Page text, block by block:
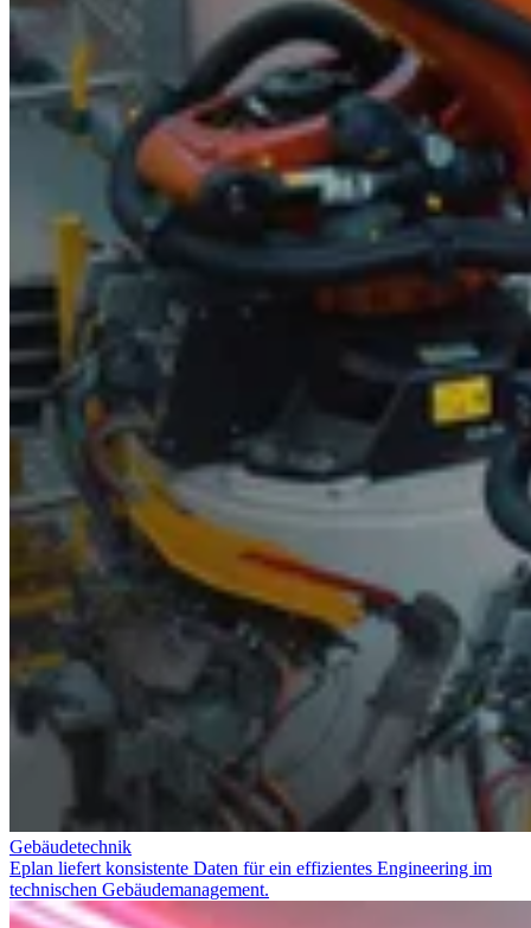
Gebäudetechnik
Eplan liefert konsistente Daten für ein effizientes Engineering im
technischen Gebäudemanagement.